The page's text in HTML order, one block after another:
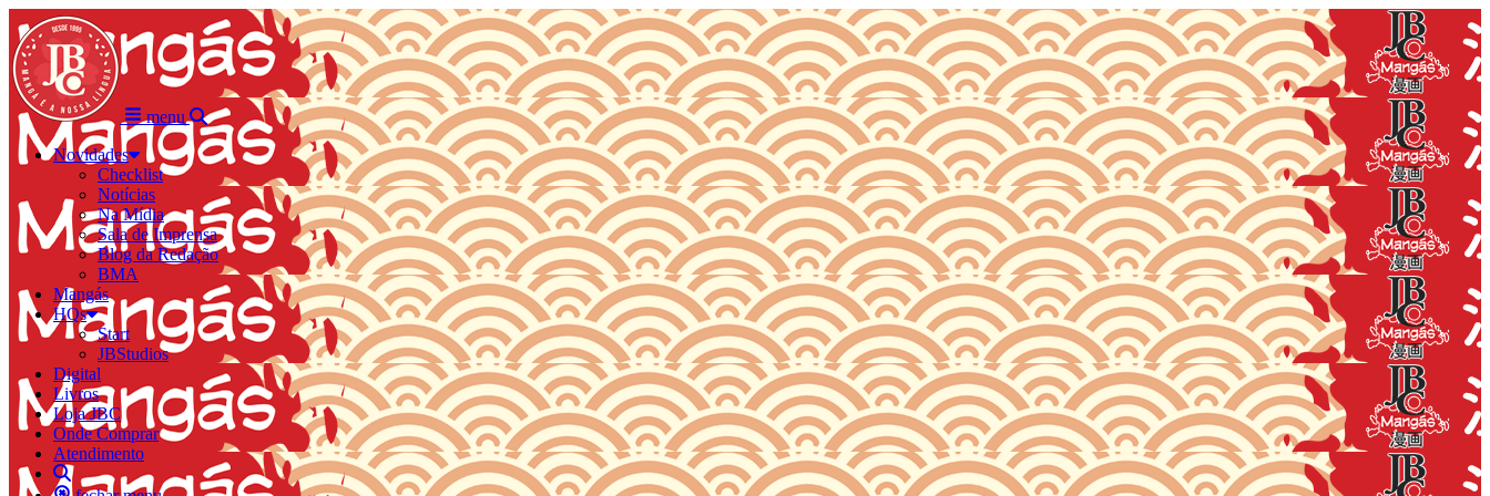
menu
Novidades
Checklist
Notícias
Na Mídia
Sala de Imprensa
Blog da Redação
BMA
Mangás
HQs
Start
JBStudios
Digital
Livros
Loja JBC
Onde Comprar
Atendimento